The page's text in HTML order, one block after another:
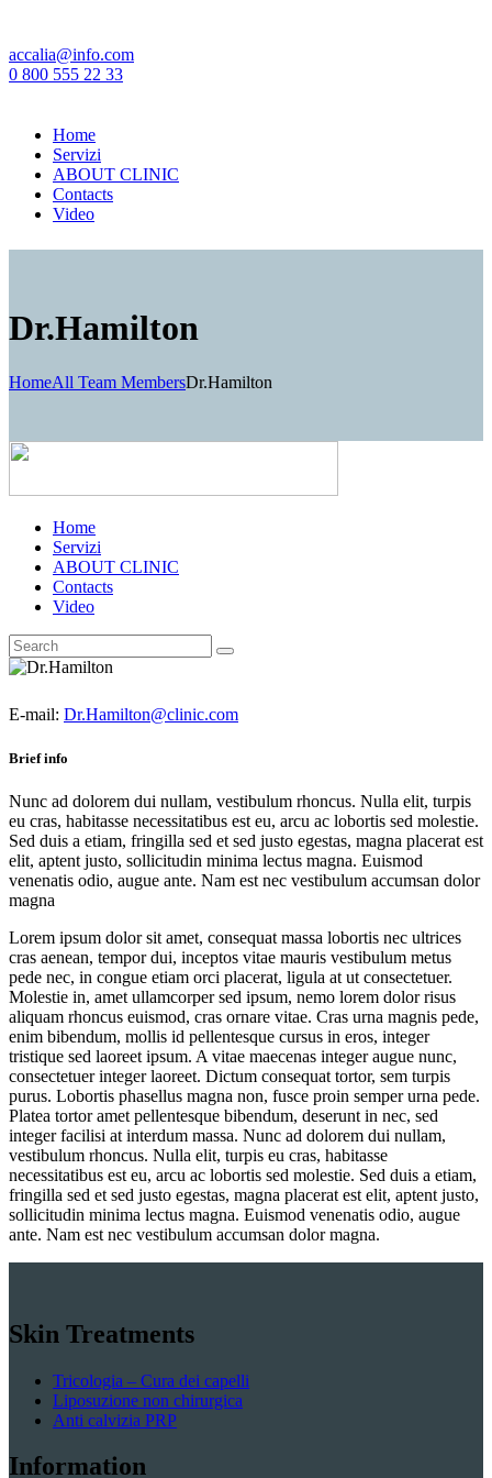
accalia@info.com
0 800 555 22 33
Home
Servizi
ABOUT CLINIC
Contacts
Video
Dr.Hamilton
HomeAll Team MembersDr.Hamilton
Home
Servizi
ABOUT CLINIC
Contacts
Video
E-mail: Dr.Hamilton@clinic.com
Brief info
Nunc ad dolorem dui nullam, vestibulum rhoncus. Nulla elit, turpis
eu cras, habitasse necessitatibus est eu, arcu ac lobortis sed molestie.
Sed duis a etiam, fringilla sed et sed justo egestas, magna placerat est
elit, aptent justo, sollicitudin minima lectus magna. Euismod
venenatis odio, augue ante. Nam est nec vestibulum accumsan dolor
magna
Lorem ipsum dolor sit amet, consequat massa lobortis nec ultrices
cras aenean, tempor dui, inceptos vitae mauris vestibulum metus
pede nec, in congue etiam orci placerat, ligula at ut consectetuer.
Molestie in, amet ullamcorper sed ipsum, nemo lorem dolor risus
aliquam rhoncus euismod, cras ornare vitae. Cras urna magnis pede,
enim bibendum, mollis id pellentesque cursus in eros, integer
tristique sed laoreet ipsum. A vitae maecenas integer augue nunc,
consectetuer integer laoreet. Dictum consequat tortor, sem turpis
purus. Lobortis phasellus magna non, fusce proin semper urna pede.
Platea tortor amet pellentesque bibendum, deserunt in nec, sed
integer facilisi at interdum massa. Nunc ad dolorem dui nullam,
vestibulum rhoncus. Nulla elit, turpis eu cras, habitasse
necessitatibus est eu, arcu ac lobortis sed molestie. Sed duis a etiam,
fringilla sed et sed justo egestas, magna placerat est elit, aptent justo,
sollicitudin minima lectus magna. Euismod venenatis odio, augue
ante. Nam est nec vestibulum accumsan dolor magna.
Skin Treatments
Tricologia – Cura dei capelli
Liposuzione non chirurgica
Anti calvizia PRP
Information